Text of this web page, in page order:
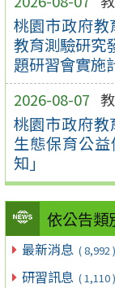
桃園市政府
教育測驗研究
題研習會實施
2026-08-07
桃園市政府
生態保育公
知」
依公告類
最新消息 ( 8,992 )
研習訊息 ( 1,110 )